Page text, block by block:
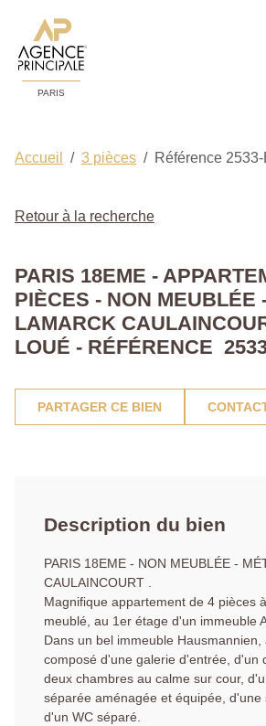
PARIS
Accueil 3 pièces Référence
Retour à la recherche
PARIS 18EME -
PIÈCES - NON MEUBLÉE
LAMARCK
LOUÉ - RÉFÉRENCE
PARTAGER CE BIEN
Description du bien
PARIS 18EME - NON MEUBLÉE -
CAULAINCOURT .
Magnifique appartement de 4 pièces
meublé, au 1er étage d'un immeuble
Dans un bel immeuble
composé d'une galerie d'entrée, d'un
deux chambres au calme sur cour,
séparée aménagée et équipée, d'une
d'un WC séparé.